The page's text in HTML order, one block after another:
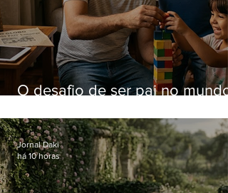
O desafio de ser pai no mundo
Jornal Daki
há 10 horas